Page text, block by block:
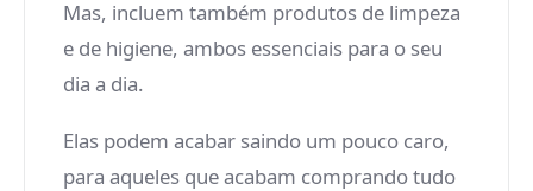
Mas, incluem também produtos de limpeza
e de higiene, ambos essenciais para o seu
dia a dia.
Elas podem acabar saindo um pouco caro,
para aqueles que acabam comprando tudo